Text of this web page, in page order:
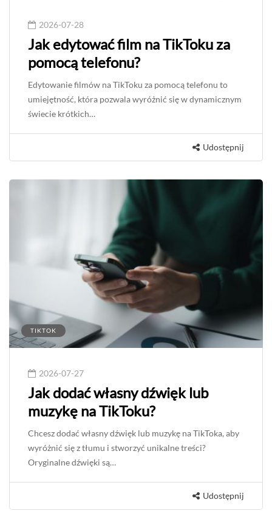
2026-07-28
Jak edytować film na TikToku za
pomocą telefonu?
Edytowanie filmów na TikToku za pomocą telefonu to
umiejętność, która pozwala wyróżnić się w dynamicznym
świecie krótkich…
Udostępnij
TIKTOK
2026-07-27
Jak dodać własny dźwięk lub
muzykę na TikToku?
Chcesz dodać własny dźwięk lub muzykę na TikToka, aby
wyróżnić się z tłumu i stworzyć unikalne treści?
Oryginalne dźwięki są…
Udostępnij